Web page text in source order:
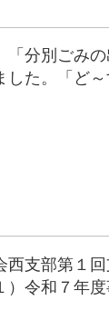
分別ごみ
た。「ど
支部第１回
令和７年度